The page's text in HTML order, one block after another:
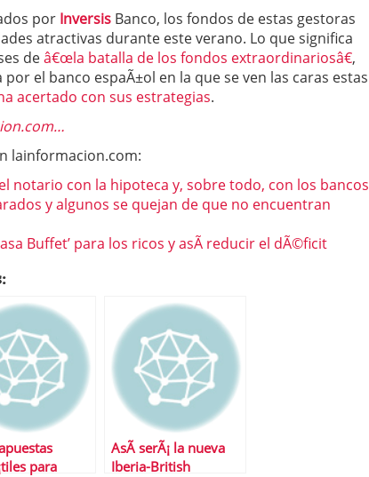
por Inversis Banco, los fondos de estas gestoras
atractivas durante este verano. Lo que significa
deâ€œla batalla de los fondos extraordinariosâ€,
el banco espaÃ±ol en la que se ven las caras estas
acertado con sus estrategias.
lainformacion.com:
notario con la hipoteca y, sobre todo, con los bancos
y algunos se quejan de que no encuentran
Buffet’ para los ricos y asÃ­ reducir el dÃ©ficit
para
AsÃ­ serÃ¡ la nueva
Iberia-British